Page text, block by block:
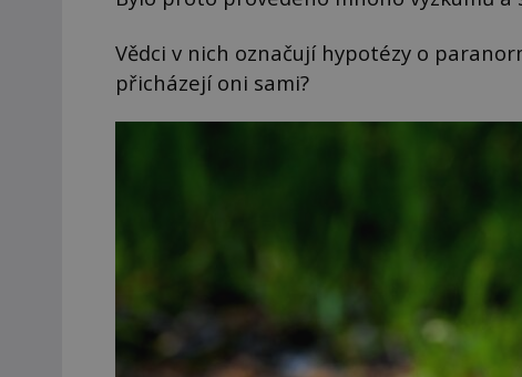
Vědci v nich označují hypotézy o
přicházejí oni sami?